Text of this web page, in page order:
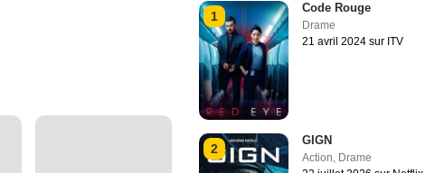
1
Code Rouge
Drame
21 avril 2024 sur ITV
2
GIGN
Action, Drame